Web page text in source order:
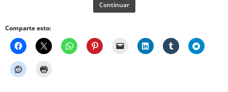
Continuar
Comparte esto: